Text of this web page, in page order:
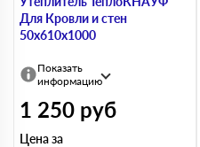
Для Кровли и стен
50х610х1000
Показать
информацию
1 250 руб
Цена за